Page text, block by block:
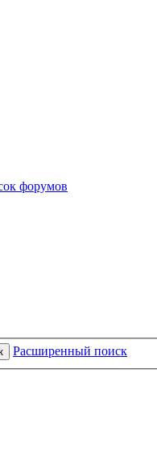
форумов
Расширенный поиск